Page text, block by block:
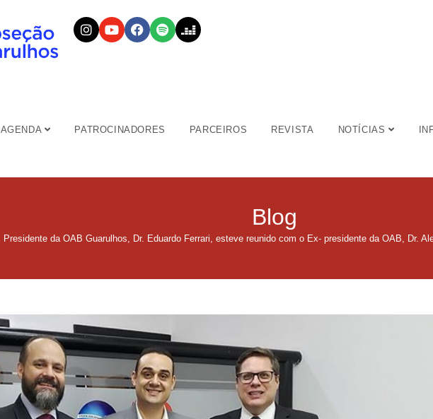
AGENDA PATROCINADORES PARCEIROS REVISTA NOTÍCIAS
Blog
Presidente da OAB Guarulhos, Dr. Eduardo Ferrari, esteve reunido com o Ex- presidente da OAB, Dr.